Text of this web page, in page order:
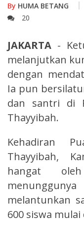
By HUMA BETANG
20
JAKARTA -
melanjutkan
dengan
Ia pun
dan santri di
Thayyibah.
Kehadiran
Thayyibah,
hangat
melantunkan
600 siswa mulai